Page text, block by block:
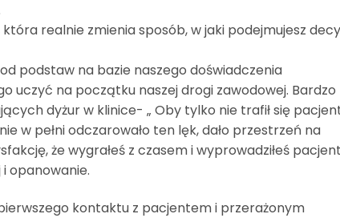
która realnie zmienia sposób, w jaki podejmujesz
podstaw na bazie naszego doświadczenia
uczyć na początku naszej drogi zawodowej. Bardzo
dyżur w klinice- „ Oby tylko nie trafił się
w pełni odczarowało ten lęk, dało przestrzeń na
że wygrałeś z czasem i wyprowadziłeś
opanowanie.
kontaktu z pacjentem i przerażonym